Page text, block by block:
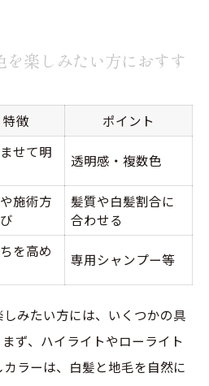
を楽しみたい方におすす
特徴
ポイント
せて明
透明感・複数色
施術方
髪質や白髪割合に
合わせる
を高め
専用シャンプー等
みたい方には、いくつかの具
ず、ハイライトやローライト
ラーは、白髪と地毛を自然に